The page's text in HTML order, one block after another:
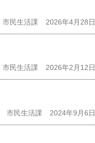
市民生活課 2026年4月28日
市民生活課 2026年2月12日
市民生活課 2024年9月6日